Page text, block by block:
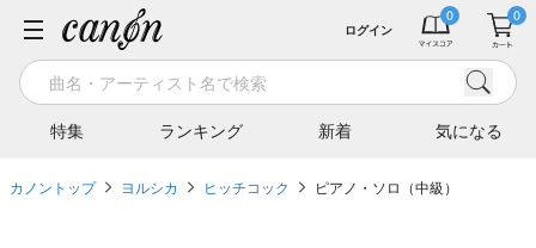
特集 ランキング 新着 気になる
ログイン
カノントップ ヨルシカ ヒッチコック ピアノ・ソロ（中級）